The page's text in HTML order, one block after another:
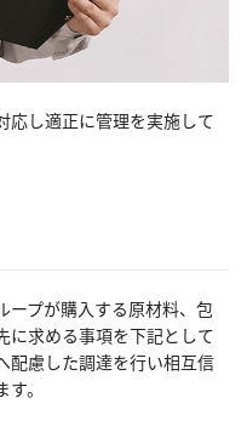
応し適正に管理を実施して
ープが購入する原材料、包
に求める事項を下記として
配慮した調達を行い相互信
。